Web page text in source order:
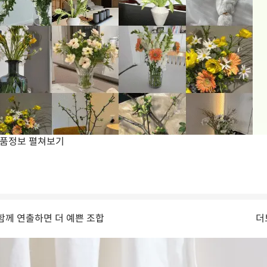
정보 펼쳐보기
께 연출하면 더 예쁜 조합